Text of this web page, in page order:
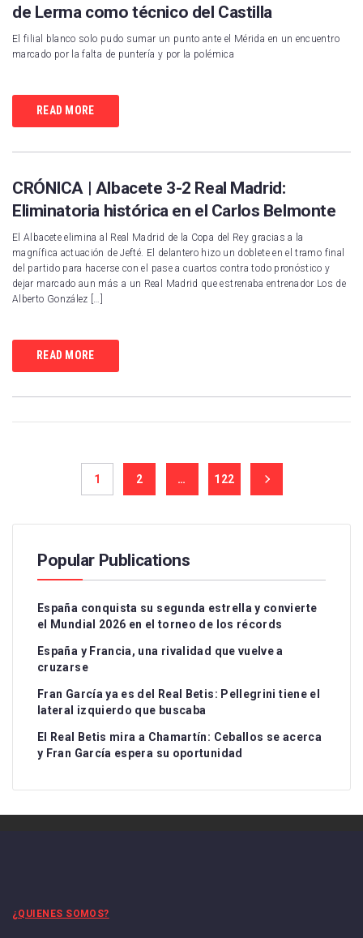
de Lerma como técnico del Castilla
El filial blanco solo pudo sumar un punto ante el Mérida en un encuentro
marcado por la falta de puntería y por la polémica
READ MORE
CRÓNICA | Albacete 3-2 Real Madrid:
Eliminatoria histórica en el Carlos Belmonte
El Albacete elimina al Real Madrid de la Copa del Rey gracias a la
magnífica actuación de Jefté. El delantero hizo un doblete en el tramo final
del partido para hacerse con el pase a cuartos contra todo pronóstico y
dejar marcado aun más a un Real Madrid que estrenaba entrenador Los de
Alberto González […]
READ MORE
1 2 … 122
Popular Publications
España conquista su segunda estrella y convierte
el Mundial 2026 en el torneo de los récords
España y Francia, una rivalidad que vuelve a
cruzarse
Fran García ya es del Real Betis: Pellegrini tiene el
lateral izquierdo que buscaba
El Real Betis mira a Chamartín: Ceballos se acerca
y Fran García espera su oportunidad
¿QUIENES SOMOS?